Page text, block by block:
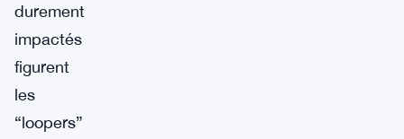
durement
impactés
figurent
les
“loopers”